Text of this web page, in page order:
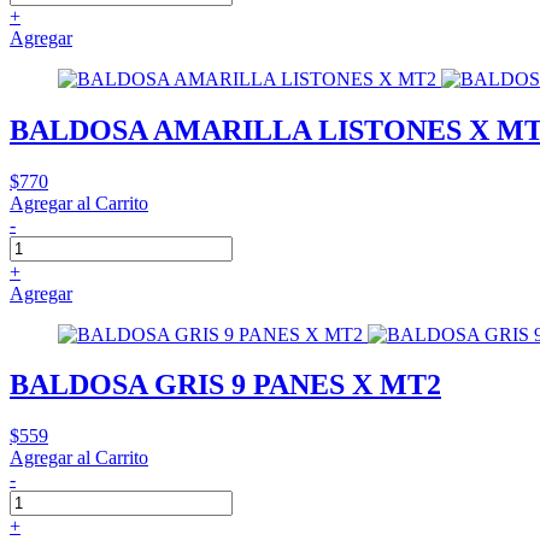
+
Agregar
BALDOSA AMARILLA LISTONES X
$770
Agregar al Carrito
-
+
Agregar
BALDOSA GRIS 9 PANES X MT2
$559
Agregar al Carrito
-
+